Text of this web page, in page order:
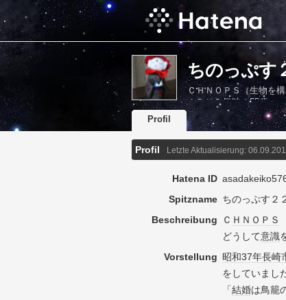
ちのっぷす
ＣＨＮＯＰＳ（生物を
ＡＤＨＤ気味の55歳。
Profil
Profil Letzte Aktualisierung:
Hatena ID
Spitzname ちのっぷす２
Beschreibung
Ｃ ＨＮ ＯＰＳ
どうして意識
Vorstellung 昭和37年長崎
をしていまし
「結婚は鳥籠